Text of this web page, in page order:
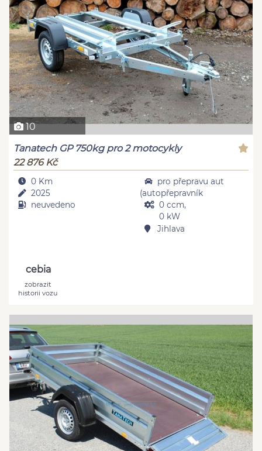
10
Tanatech GP 750kg pro 2 motocykly
22 876 Kč
0 Km
2025
neuvedeno
pro přepravu aut
(autopřepravník
0 ccm,
0 kW
Jihlava
cebia
zobrazit
historii vozu